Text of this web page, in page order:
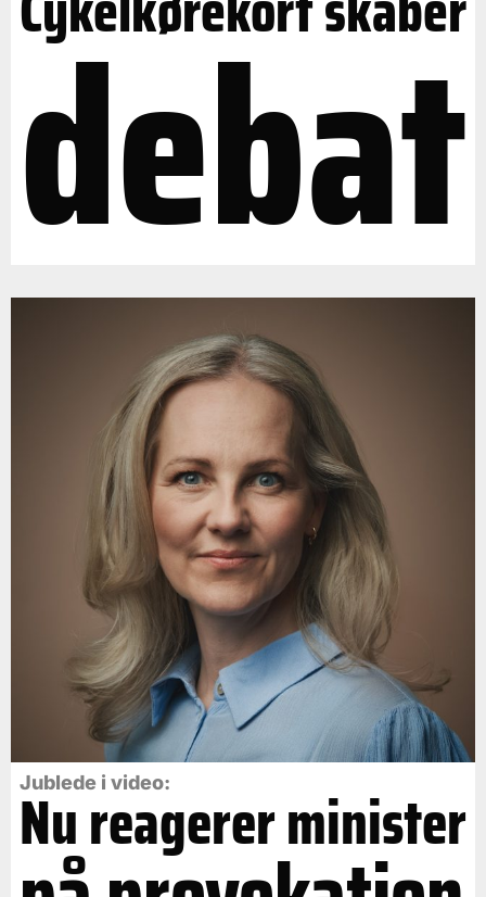
debat
Jublede i video:
Nu reagerer minister